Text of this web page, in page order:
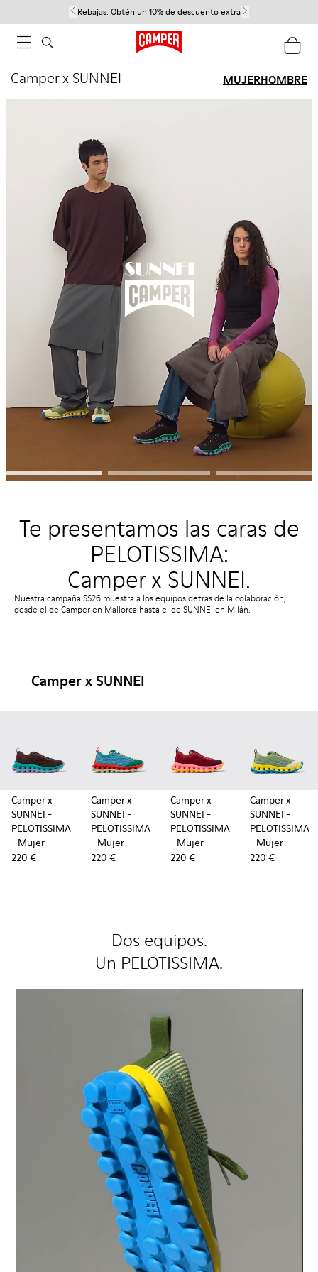
Rebajas: Obtén un 10% de descuento extra
MUJERHOMBRE
Camper x SUNNEI
Te presentamos las caras de
PELOTISSIMA:
Camper x SUNNEI.
Nuestra campaña SS26 muestra a los equipos detrás de la colaboración,
desde el de Camper en Mallorca hasta el de SUNNEI en Milán.
Camper x SUNNEI
Camper x
SUNNEI -
PELOTISSIMA
- Mujer
220 €
Camper x
SUNNEI -
PELOTISSIMA
- Mujer
220 €
Camper x
SUNNEI -
PELOTISSIMA
- Mujer
220 €
Camper x
SUNNEI -
PELOTISSIMA
- Mujer
220 €
Dos equipos.
Un PELOTISSIMA.